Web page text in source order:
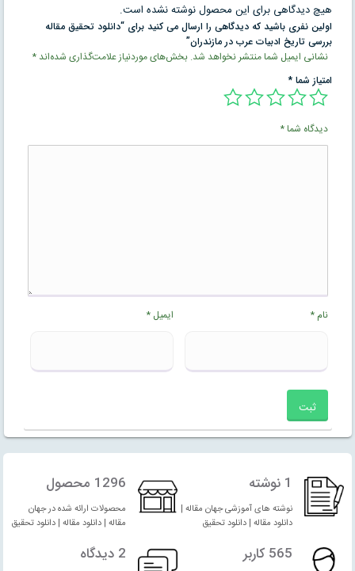
هیچ دیدگاهی برای این محصول نوشته نشده است.
اولین نفری باشید که دیدگاهی را ارسال می کنید برای “دانلود تحقیق مقاله
بررسی تاريخ ادبيات عرب در مازندران”
نشانی ایمیل شما منتشر نخواهد شد. بخش‌های موردنیاز علامت‌گذاری شده‌اند*
امتیاز شما*
دیدگاه شما*
نام* ایمیل*
1 نوشته
نوشته های آموزشی جهان مقاله |
دانلود مقاله | دانلود تحقیق
1296 محصول
محصولات ارائه شده در جهان
مقاله | دانلود مقاله | دانلود تحقیق
565 کاربر 2 دیدگاه